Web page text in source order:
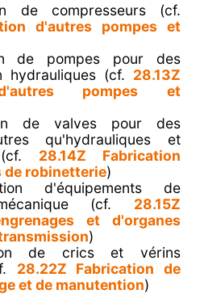
de compresseurs (cf.
d'autres pompes et
de pompes pour des
hydrauliques (cf. 28.13Z
pompes et
de valves pour des
qu'hydrauliques et
(cf. 28.14Z Fabrication
de robinetterie)
d'équipements de
(cf. 28.15Z
et d'organes
)
de crics et vérins
28.22Z Fabrication de
et de manutention)